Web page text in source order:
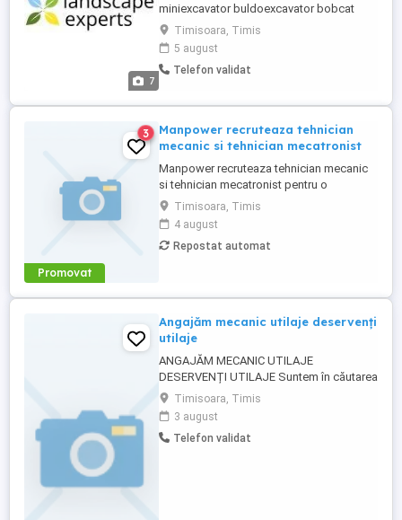
7
miniexcavator buldoexcavator bobcat
Caut 3 operatori pentru Timisoara
Dumbravita pentru miniexcavatoare,
buldoexcavator si miniincarcator frontal.
Oameni inteligenti, faini, civilizati, cu
de utilaje. Ne ocupam ...
Timisoara, Timis
5 august
Telefon validat
Promovat
3
Manpower recruteaza tehnician
mecanic si tehnician mecatronist
Manpower recruteaza tehnician mecanic
si tehnician mecatronist pentru o
companie din Satu Mare(asigura
relocare)care este specializata în
producția de sisteme electrice și cablaje
auto, inclusiv pentru vehicule cu tensiuni
Timisoara, Timis
4 august
Repostat automat
Angajăm mecanic utilaje deservenți
utilaje
ANGAJĂM MECANIC UTILAJE
DESERVENȚI UTILAJE Suntem în căutarea
unor colegi serioși și responsabili pentru
ocuparea următoarelor posturi: Mecanic
utilaje de construcții Deservent utilaje
(excavatoare și buldoexcavatoare)
Timisoara, Timis
3 august
Telefon validat